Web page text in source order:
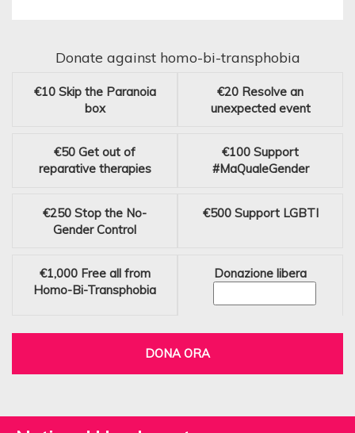
Donate against homo-bi-transphobia
€10 Skip the Paranoia
box
€20 Resolve an
unexpected event
€50 Get out of
reparative therapies
€100 Support
#MaQualeGender
€250 Stop the No-
Gender Control
€500 Support LGBTI
€1,000 Free all from
Homo-Bi-Transphobia
Donazione libera
DONA ORA